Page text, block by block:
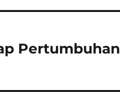
Pertumbuhan